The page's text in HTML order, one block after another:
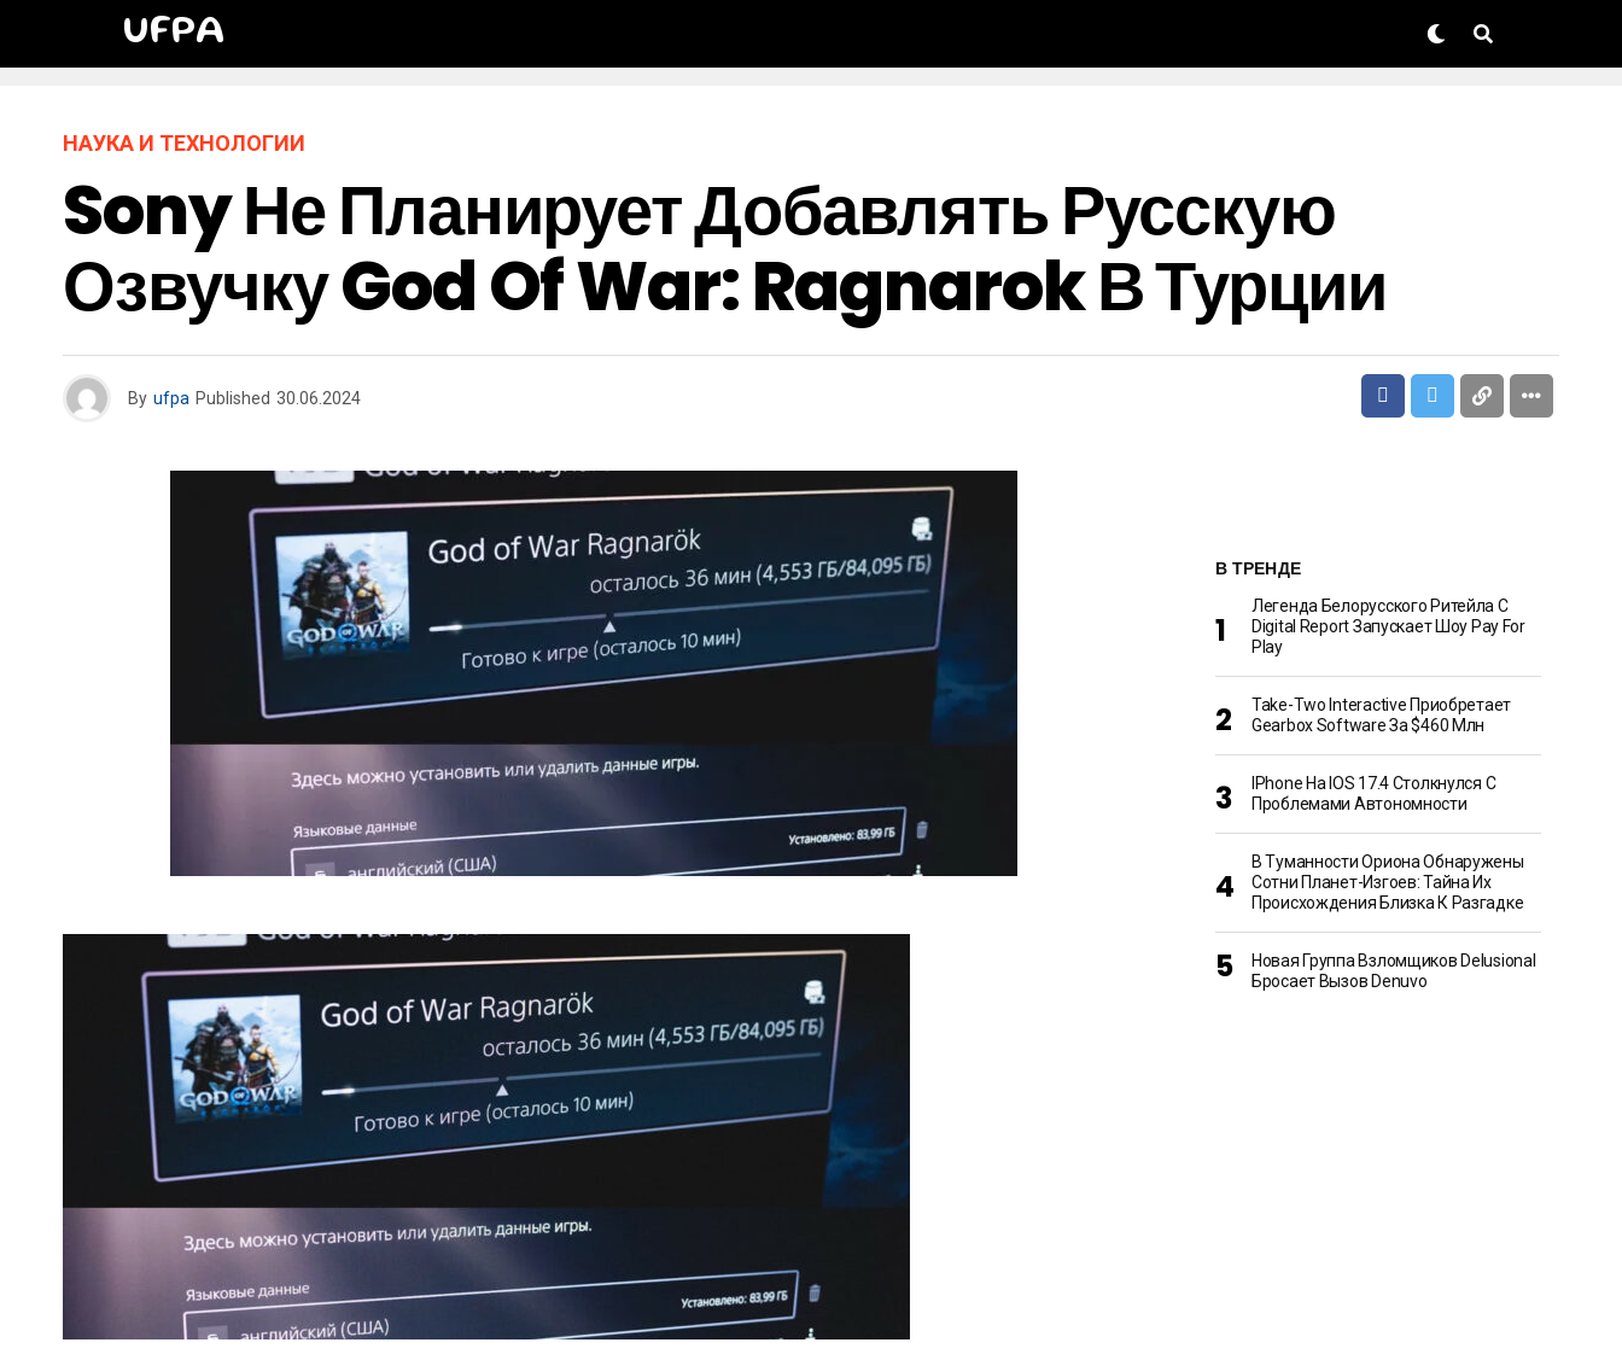
UFPA
НАУКА И ТЕХНОЛОГИИ
Sony Не Планирует Добавлять Русскую
Озвучку God Of War: Ragnarok В Турции
By ufpa Published 30.06.2024
В ТРЕНДЕ
Легенда Белорусского Ритейла C
Digital Report Запускает Шоу Pay For
Play
Take-Two Interactive Приобретает
Gearbox Software За $460 Млн
IPhone На IOS 17.4 Столкнулся С
Проблемами Автономности
В Туманности Ориона Обнаружены
Сотни Планет-Изгоев: Тайна Их
Происхождения Близка К Разгадке
Новая Группа Взломщиков Delusional
Бросает Вызов Denuvo